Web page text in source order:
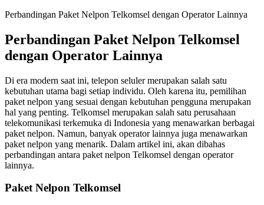
Perbandingan Paket Nelpon Telkomsel dengan Operator Lainnya
Perbandingan Paket Nelpon Telkomsel
dengan Operator Lainnya
Di era modern saat ini, telepon seluler merupakan salah satu
kebutuhan utama bagi setiap individu. Oleh karena itu, pemilihan
paket nelpon yang sesuai dengan kebutuhan pengguna merupakan
hal yang penting. Telkomsel merupakan salah satu perusahaan
telekomunikasi terkemuka di Indonesia yang menawarkan berbagai
paket nelpon. Namun, banyak operator lainnya juga menawarkan
paket nelpon yang menarik. Dalam artikel ini, akan dibahas
perbandingan antara paket nelpon Telkomsel dengan operator
lainnya.
Paket Nelpon Telkomsel